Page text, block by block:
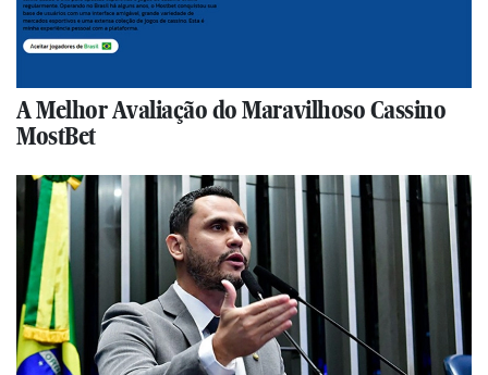
A Melhor Avaliação do Maravilhoso Cassino
MostBet